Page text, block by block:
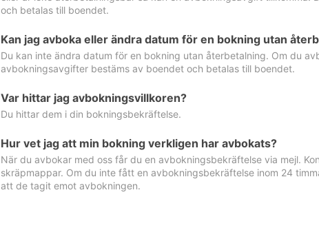
och betalas till boendet.
Kan jag avboka eller ändra datum för en bokning utan
Du kan inte ändra datum för en bokning utan återbetalning. Om du
avbokningsavgifter bestäms av boendet och betalas till boendet.
Var hittar jag avbokningsvillkoren?
Du hittar dem i din bokningsbekräftelse.
Hur vet jag att min bokning verkligen har avbokats?
När du avbokar med oss får du en avbokningsbekräftelse via mejl.
skräpmappar. Om du inte fått en avbokningsbekräftelse inom 24
att de tagit emot avbokningen.